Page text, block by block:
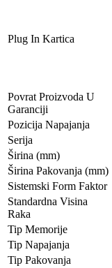
Plug In Kartica
Povrat Proizvoda U
Garanciji
Pozicija Napajanja
Serija
Širina (mm)
Širina Pakovanja (mm)
Sistemski Form Faktor
Standardna Visina
Raka
Tip Memorije
Tip Napajanja
Tip Pakovanja